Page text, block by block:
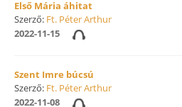
Első Mária áhitat
Szerző: Ft. Péter Arthur
2022-11-15
Szent Imre búcsú
Szerző: Ft. Péter Arthur
2022-11-08